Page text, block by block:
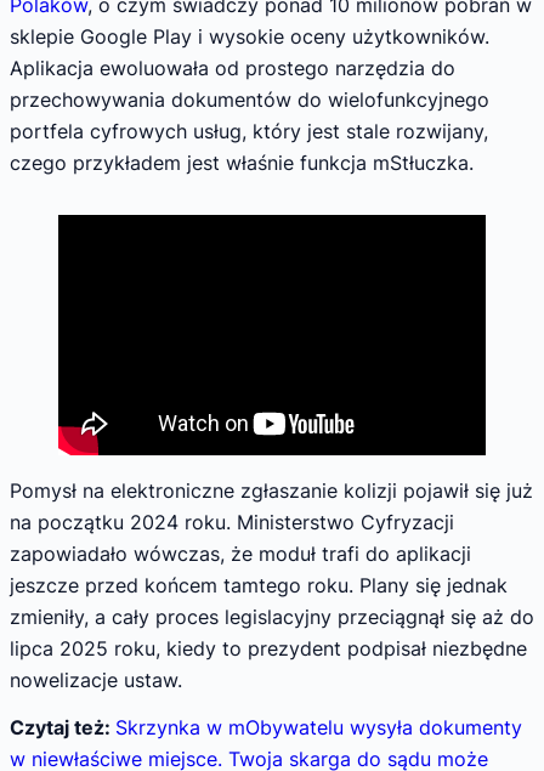
sklepie Google Play i wysokie oceny użytkowników.
Aplikacja ewoluowała od prostego narzędzia do
przechowywania dokumentów do wielofunkcyjnego
portfela cyfrowych usług, który jest stale rozwijany,
czego przykładem jest właśnie funkcja mStłuczka.
Pomysł na elektroniczne zgłaszanie kolizji pojawił się już
na początku 2024 roku. Ministerstwo Cyfryzacji
zapowiadało wówczas, że moduł trafi do aplikacji
jeszcze przed końcem tamtego roku. Plany się jednak
zmieniły, a cały proces legislacyjny przeciągnął się aż do
lipca 2025 roku, kiedy to prezydent podpisał niezbędne
nowelizacje ustaw.
Czytaj też: Skrzynka w mObywatelu wysyła dokumenty
w niewłaściwe miejsce. Twoja skarga do sądu może